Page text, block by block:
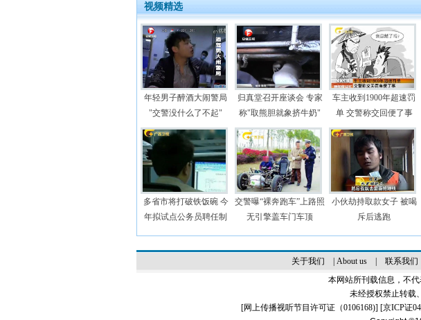
视频精选
年轻男子醉酒大闹警局
"交警没什么了不起"
归真堂召开座谈会 专家
称"取熊胆就象挤牛奶"
车主收到1900年超速罚
单 交警称交回便了事
多省市将打破铁饭碗 今
年拟试点公务员聘任制
交警曝“裸奔跑车”上路照
无引擎盖车门车顶
小伙劫持取款女子 被喝
斥后逃跑
关于我们 About us| 联系我们
本网站所刊载信息，不
未经授权禁止转载
[网上传播视听节目许可证（0106168)] [京ICP证